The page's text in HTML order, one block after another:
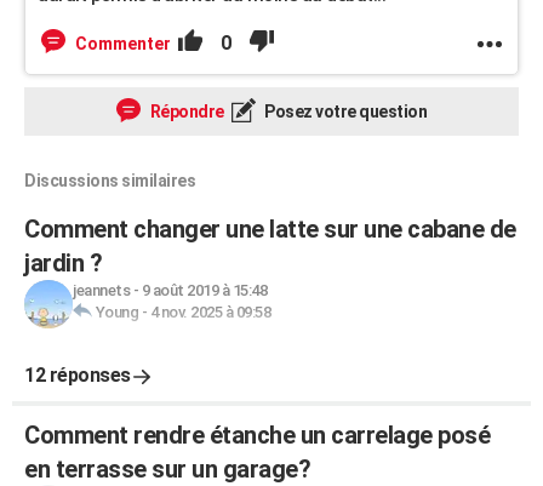
Commenter 0
Répondre Posez votre question
Discussions similaires
Comment changer une latte sur une cabane de
jardin ?
jeannets- 9 août 2019 à 15:48
Young - 4 nov. 2025 à 09:58
12 réponses
Comment rendre étanche un carrelage posé
en terrasse sur un garage?